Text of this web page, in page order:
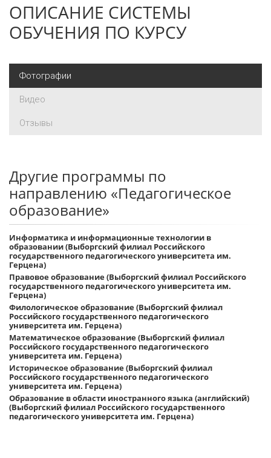
ОПИСАНИЕ СИСТЕМЫ
ОБУЧЕНИЯ ПО КУРСУ
Фотографии
Видео
Отзывы
Другие программы по
направлению «Педагогическое
образование»
Информатика и информационные технологии в
образовании (Выборгский филиал Российского
государственного педагогического университета им.
Герцена)
Правовое образование (Выборгский филиал Российского
государственного педагогического университета им.
Герцена)
Филологическое образование (Выборгский филиал
Российского государственного педагогического
университета им. Герцена)
Математическое образование (Выборгский филиал
Российского государственного педагогического
университета им. Герцена)
Историческое образование (Выборгский филиал
Российского государственного педагогического
университета им. Герцена)
Образование в области иностранного языка (английский)
(Выборгский филиал Российского государственного
педагогического университета им. Герцена)